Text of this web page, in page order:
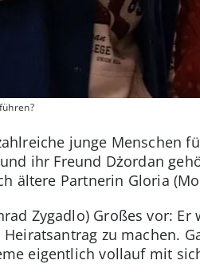
junge Menschen
ihr Freund Dżordan
ältere Partnerin Gloria
Zygadlo) Großes vor:
zu machen.
eigentlich vollauf mit